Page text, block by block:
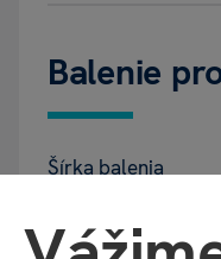
Balenie
Šírka balenia
Hĺbka balenia